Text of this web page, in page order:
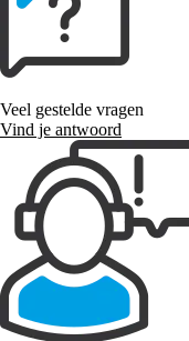
Veel gestelde vragen
Vind je antwoord